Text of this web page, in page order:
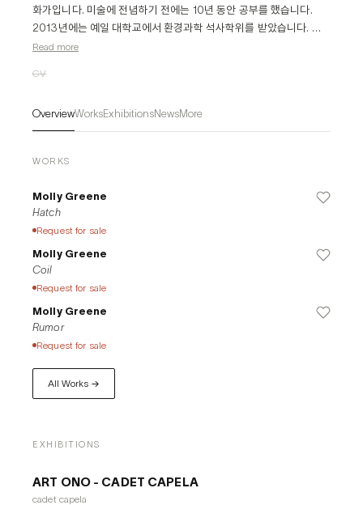
화가입니다. 미술에 전념하기 전에는 10년 동안 공부를 했습니다.
2013년에는 예일 대학교에서 환경과학 석사학위를 받았습니다.
2019년에는 미국 연구에서 박사 학위를 마쳤습니다. 장기간에 걸쳐
동물 연구 등이 포함됩니다. 그녀는 2018년부터 미국에서 작가로 작
Read more
CV
OverviewWorksExhibitionsNewsMore
WORKS
Molly Greene
Hatch
Request for sale
Molly Greene
Coil
Request for sale
Molly Greene
Rumor
Request for sale
All Works →
EXHIBITIONS
ART ONO - CADET CAPELA
cadet capela